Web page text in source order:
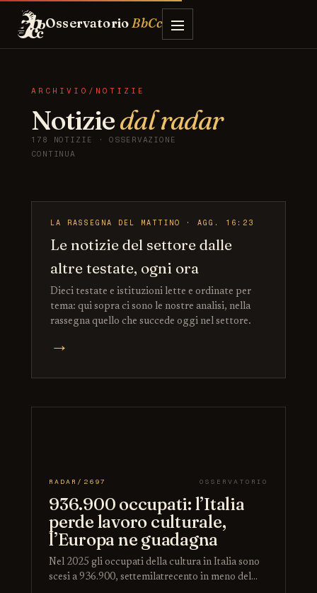
OsservatorioBbCc
ARCHIVIO/NOTIZIE
Notiziedal radar
178 NOTIZIE · OSSERVAZIONE
CONTINUA
LA RASSEGNA DEL MATTINO · AGG. 16:23
Le notizie del settore dalle
altre testate, ogni ora
Dieci testate e istituzioni lette e ordinate per
tema: qui sopra ci sono le nostre analisi, nella
rassegna quello che succede oggi nel settore.
→
RADAR/2697 OSSERVATORIO
936.900 occupati: l’Italia
perde lavoro culturale,
l’Europa ne guadagna
Nel 2025 gli occupati della cultura in Italia sono
scesi a 936.900, settemilatrecento in meno del…